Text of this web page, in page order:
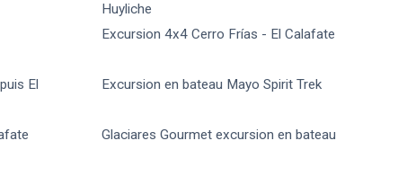
Huyliche
Excursion 4x4 Cerro Frías - El Calafate
El
Excursion en bateau Mayo Spirit Trek
Glaciares Gourmet excursion en bateau